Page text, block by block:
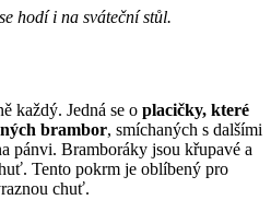
hodí i na sváteční stůl.
každý. Jedná se o placičky, které
brambor, smíchaných s dalšími
pánvi. Bramboráky jsou křupavé a
Tento pokrm je oblíbený pro
chuť.